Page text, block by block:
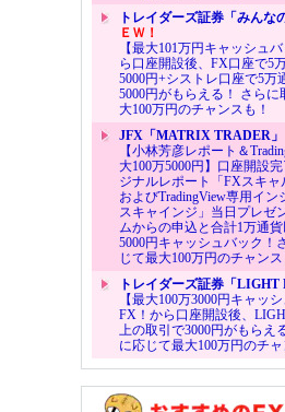
トレイダーズ証券「みんな
ＥＷ！
【最大101万円キャッシュ
ら口座開設後、FX口座で5
5000円+シストレ口座で5万
5000円がもらえる！ さら
大100万円のチャンスも！
JFX「MATRIX TRADER」
【小林芳彦レポート＆
大100万5000円】口座開設
ジナルレポート「FXスキャ
およびTradingView専用イ
スキャインジ」当日プレゼ
ムからの申込と合計1万通
5000円キャッシュバック！
じて最大100万円のチャンス
トレイダーズ証券「LIGHT
【最大100万3000円キャッ
FX！から口座開設後、
上の取引で3000円がもらえ
に応じて最大100万円のチャ